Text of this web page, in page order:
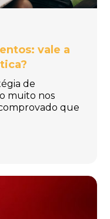
vale a
de
muito nos
que